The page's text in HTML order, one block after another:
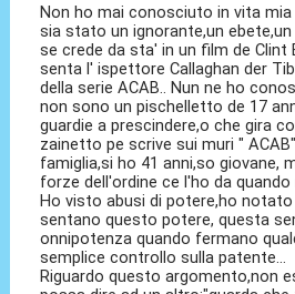
Non ho mai conosciuto in vita mia
sia stato un ignorante,un
se crede da sta' in un film de Clint
senta l' ispettore Callaghan der
della serie ACAB.. Nun ne ho
non sono un pischelletto de 17
guardie a prescindere,o che gira
zainetto pe scrive sui muri "
famiglia,si ho 41 anni,so giovane,
forze dell'ordine ce l'ho da quando
Ho visto abusi di potere,ho
sentano questo potere, questa
onnipotenza quando fermano
semplice controllo sulla patente...
Riguardo questo argomento,non